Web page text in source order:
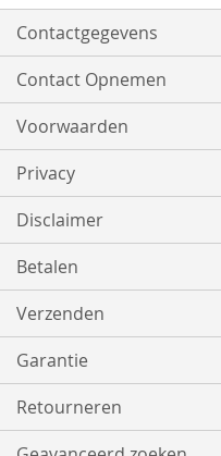
Contactgegevens
Contact Opnemen
Voorwaarden
Privacy
Disclaimer
Betalen
Verzenden
Garantie
Retourneren